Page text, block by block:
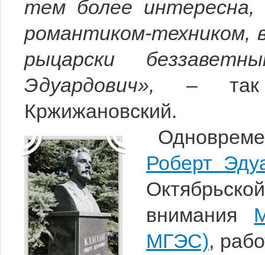
тем более
романтиком-техником,
рыцарски
Эдуардович», – так
Кржижановский.
Роберт
внимания
МГЭС),